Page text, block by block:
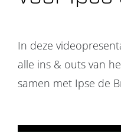
Over ons
In deze
alle ins & outs van
samen met Ipse de